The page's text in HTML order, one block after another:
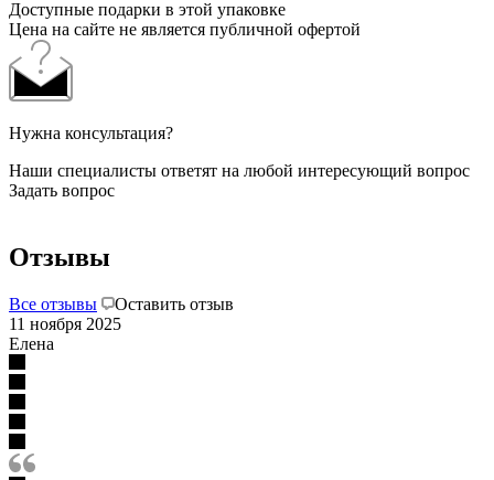
Доступные подарки в этой упаковке
Цена на сайте не является публичной офертой
Нужна консультация?
Наши специалисты ответят на любой интересующий вопрос
Задать вопрос
Отзывы
Все отзывы
Оставить отзыв
11 ноября 2025
Елена